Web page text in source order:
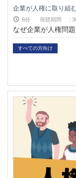
企業が人権に取り組
6分 視聴期間 :
なぜ企業が人権問
すべての方向け